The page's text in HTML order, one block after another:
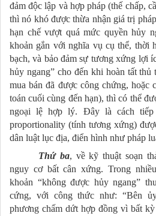
đảm độc lập và hợp pháp (thế chấp,
thì nó khó được thừa nhận giá trị
hạn chế vượt quá mức quyền hủy
khoản gắn với nghĩa vụ cụ thể, thời
bạch, và bảo đảm sự tương xứng lợi
hủy ngang” cho đến khi hoàn tất thủ
mua bán đã được công chứng, hoặc
toán cuối cùng đến hạn), thì có thể
ngoại lệ hợp lý. Đây là cách tiếp
proportionality (tính tương xứng)
dân luật lục địa, điển hình như pháp
Thứ ba, về kỹ thuật soạn
nguy cơ bất cân xứng. Trong
khoản “không được hủy ngang”
cứng, với công thức như: “Bên
phương chấm dứt hợp đồng vì bất